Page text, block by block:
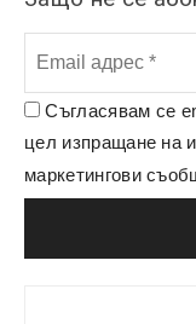
Съгласявам се
цел изпращане на
маркетингови